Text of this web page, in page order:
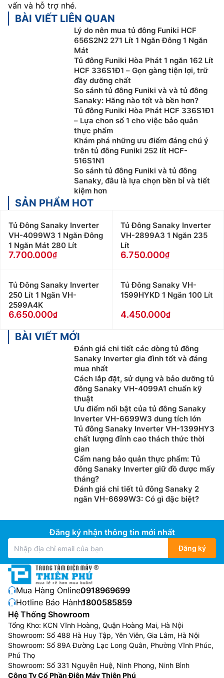
vấn và hỗ trợ nhé.
BÀI VIẾT LIÊN QUAN
Lý do nên mua tủ đông Funiki HCF
656S2N2 271 Lít 1 Ngăn Đông 1 Ngăn
Mát
Tủ đông Funiki Hòa Phát 1 ngăn 162 Lít
HCF 336S1Đ1 – Gọn gàng tiện lợi, trữ
đầy dưỡng chất
So sánh tủ đông Funiki và và tủ đông
Sanaky: Hãng nào tốt và bền hơn?
Tủ đông Funiki Hòa Phát HCF 336S1Đ1
– Lựa chon số 1 cho việc bảo quản
thực phẩm
Khám phá những ưu điểm đáng chú ý
trên tủ đông Funiki 252 lít HCF-
516S1N1
So sánh tủ đông Funiki và tủ đông
Sanaky, đâu là lựa chọn bền bỉ và tiết
kiệm hơn
SẢN PHẨM HOT
Tủ Đông Sanaky Inverter
VH-4099W3 1 Ngăn Đông
1 Ngăn Mát 280 Lít
7.700.000
Tủ Đông Sanaky Inverter
VH-2899A3 1 Ngăn 235
Lít
6.750.000
Tủ Đông Sanaky Inverter
250 Lít 1 Ngăn VH-
2599A4K
6.650.000
Tủ Đông Sanaky VH-
1599HYKD 1 Ngăn 100 Lít
4.450.000
BÀI VIẾT MỚI
Đánh giá chi tiết các dòng tủ đông
Sanaky Inverter gia đình tốt và đáng
mua nhất
Cách lắp đặt, sử dụng và bảo dưỡng tủ
đông Sanaky VH-4099A1 chuẩn kỹ
thuật
Ưu điểm nổi bật của tủ đông Sanaky
Inverter VH-6699W3 dung tích lớn
Tủ đông Sanaky Inverter VH-1399HY3
chất lượng đỉnh cao thách thức thời
gian
Cẩm nang bảo quản thực phẩm: Tủ
đông Sanaky Inverter giữ đồ được mấy
tháng?
Đánh giá chi tiết tủ đông Sanaky 2
ngăn VH-6699W3: Có gì đặc biệt?
Đăng ký nhận thông tin mới nhất
Đăng ký
Mua Hàng Online:0918969699
Hotline Bảo Hành:1800585859
Hệ Thống Showroom
Tổng Kho: KCN Vĩnh Hoàng, Quận Hoàng Mai, Hà Nội
Showroom: Số 488 Hà Huy Tập, Yên Viên, Gia Lâm, Hà Nội
Showroom: Số 89A Đường Lạc Long Quân, Phường Vĩnh Phúc,
Phú Thọ
Showroom: Số 331 Nguyễn Huệ, Ninh Phong, Ninh Bình
Công Ty Cổ Phần Điện Máy Thiên Phú